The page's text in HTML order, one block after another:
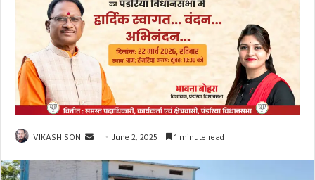
VIKASH SONI
Send
email
June 2, 2025 1 minute read